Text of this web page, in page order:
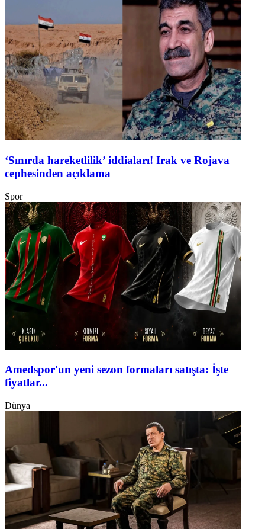
‘Sınırda hareketlilik’ iddiaları! Irak ve Rojava
cephesinden açıklama
Spor
Amedspor'un yeni sezon formaları satışta: İşte
fiyatlar...
Dünya